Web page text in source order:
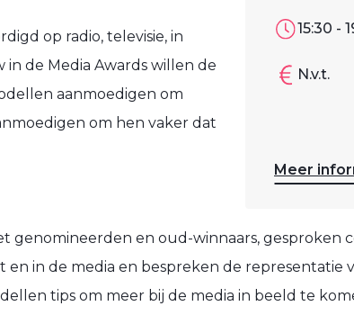
15:30 -
N.v.t.
Meer
op radio, televisie, in
in de Media Awards willen de
aanmoedigen om
om hen vaker dat
genomineerden en oud-winnaars, gesproken
in de media en bespreken de representatie
tips om meer bij de media in beeld te